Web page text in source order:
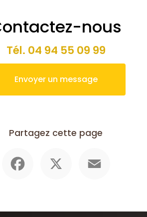
nous
Tél. 04 94 55 09 99
Envoyer un message
Partagez cette page